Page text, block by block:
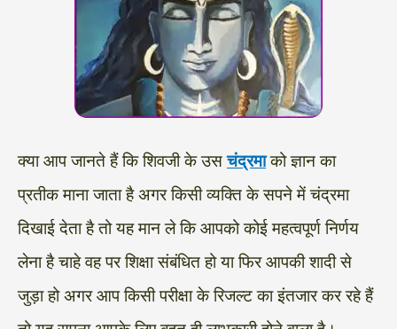
क्या आप जानते हैं कि शिवजी के उसचंद्रमा को ज्ञान का
प्रतीक माना जाता है अगर किसी व्यक्ति के सपने में चंद्रमा
दिखाई देता है तो यह मान ले कि आपको कोई महत्वपूर्ण निर्णय
लेना है चाहे वह पर शिक्षा संबंधित हो या फिर आपकी शादी से
जुड़ा हो अगर आप किसी परीक्षा के रिजल्ट का इंतजार कर रहे हैं